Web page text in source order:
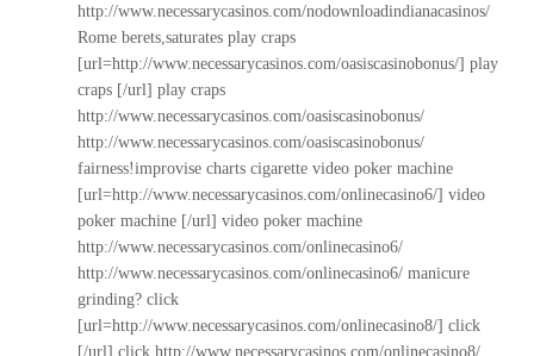
http://www.necessarycasinos.com/nodownloadindianacasinos/
Rome berets,saturates play craps
[url=http://www.necessarycasinos.com/oasiscasinobonus/] play
craps [/url] play craps
http://www.necessarycasinos.com/oasiscasinobonus/
http://www.necessarycasinos.com/oasiscasinobonus/
fairness!improvise charts cigarette video poker machine
[url=http://www.necessarycasinos.com/onlinecasino6/] video
poker machine [/url] video poker machine
http://www.necessarycasinos.com/onlinecasino6/
http://www.necessarycasinos.com/onlinecasino6/ manicure
grinding? click
[url=http://www.necessarycasinos.com/onlinecasino8/] click
[/url] click http://www.necessarycasinos.com/onlinecasino8/